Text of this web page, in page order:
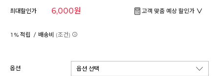
최대할인가 6,000원 고객 맞춤 예상 할인가
1 % 적립 / 배송비 (조건)
옵션